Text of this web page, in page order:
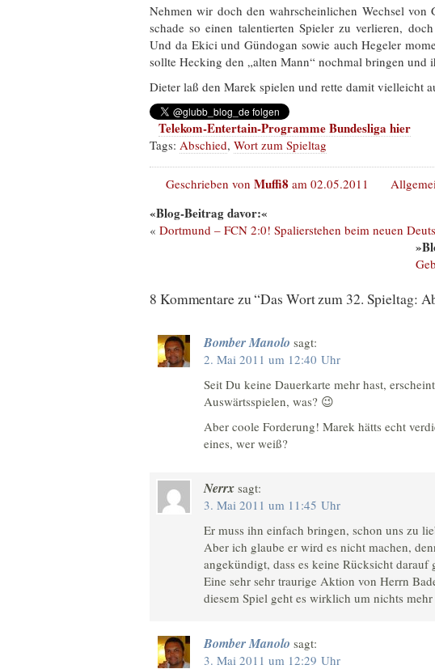
Nehmen wir doch den wahrscheinlichen Wechsel von
schade so einen talentierten Spieler zu verlieren,
Und da Ekici und Gündogan sowie auch Hegeler
sollte Hecking den „alten Mann“ nochmal bringen und
Dieter laß den Marek spielen und rette damit vielleicht
Telekom-Entertain-Programme Bundesliga hier
Tags: Abschied, Wort zum Spieltag
Geschrieben von Muffi8 am 02.05.2011
«Blog-Beitrag davor:«
« Dortmund – FCN 2:0! Spalierstehen beim neuen
8 Kommentare zu “Das Wort zum 32. Spieltag:
Bomber Manolo sagt:
2. Mai 2011 um 12:40 Uhr
Seit Du keine Dauerkarte mehr hast,
Auswärtsspielen, was? 😉
Aber coole Forderung! Marek hätts echt
eines, wer weiß?
Nerrx sagt:
3. Mai 2011 um 11:45 Uhr
Er muss ihn einfach bringen, schon uns zu
Aber ich glaube er wird es nicht machen,
angekündigt, dass es keine Rücksicht darauf
Eine sehr sehr traurige Aktion von Herrn
diesem Spiel geht es wirklich um nichts
Bomber Manolo sagt:
3. Mai 2011 um 12:29 Uhr